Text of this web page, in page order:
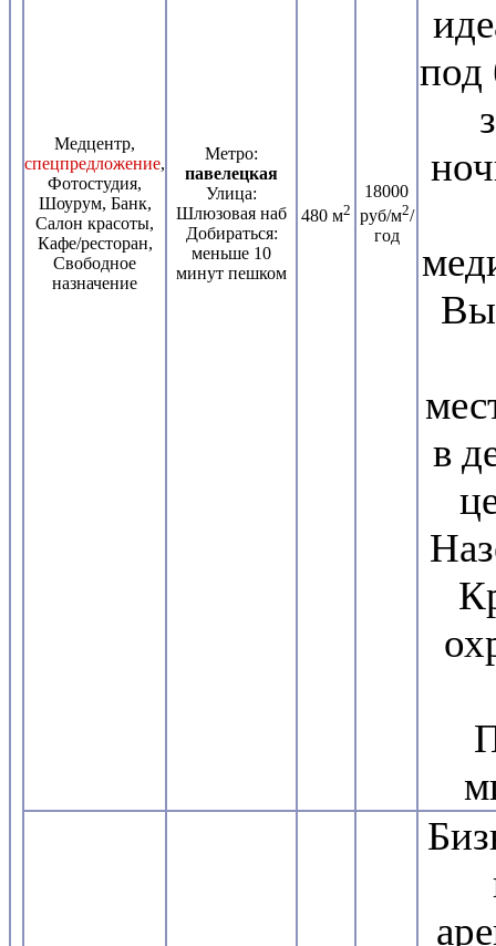
Медцентр,
спецпредложение,
Фотостудия,
Шоурум, Банк,
Салон красоты,
Кафе/ресторан,
Свободное
назначение
Метро:
павелецкая
Улица:
Шлюзовая наб
Добираться:
меньше 10
минут пешком
480 м2
18000
руб/м2/
год
под
в